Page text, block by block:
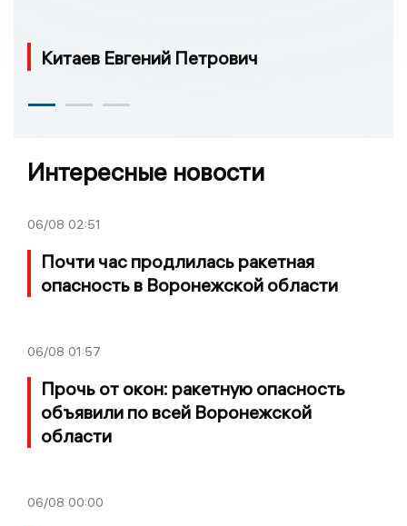
Китаев Евгений Петрович
Интересные новости
06/08 02:51
Почти час продлилась ракетная
опасность в Воронежской области
06/08 01:57
Прочь от окон: ракетную опасность
объявили по всей Воронежской
области
06/08 00:00